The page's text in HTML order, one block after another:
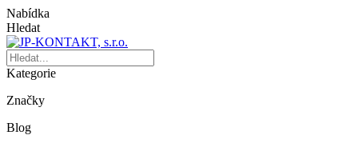
Nabídka
Hledat
Kategorie
Značky
Blog